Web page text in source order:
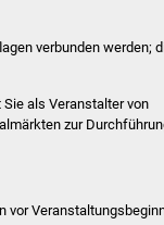
verbunden werden;
als Veranstalter von
zur
vor